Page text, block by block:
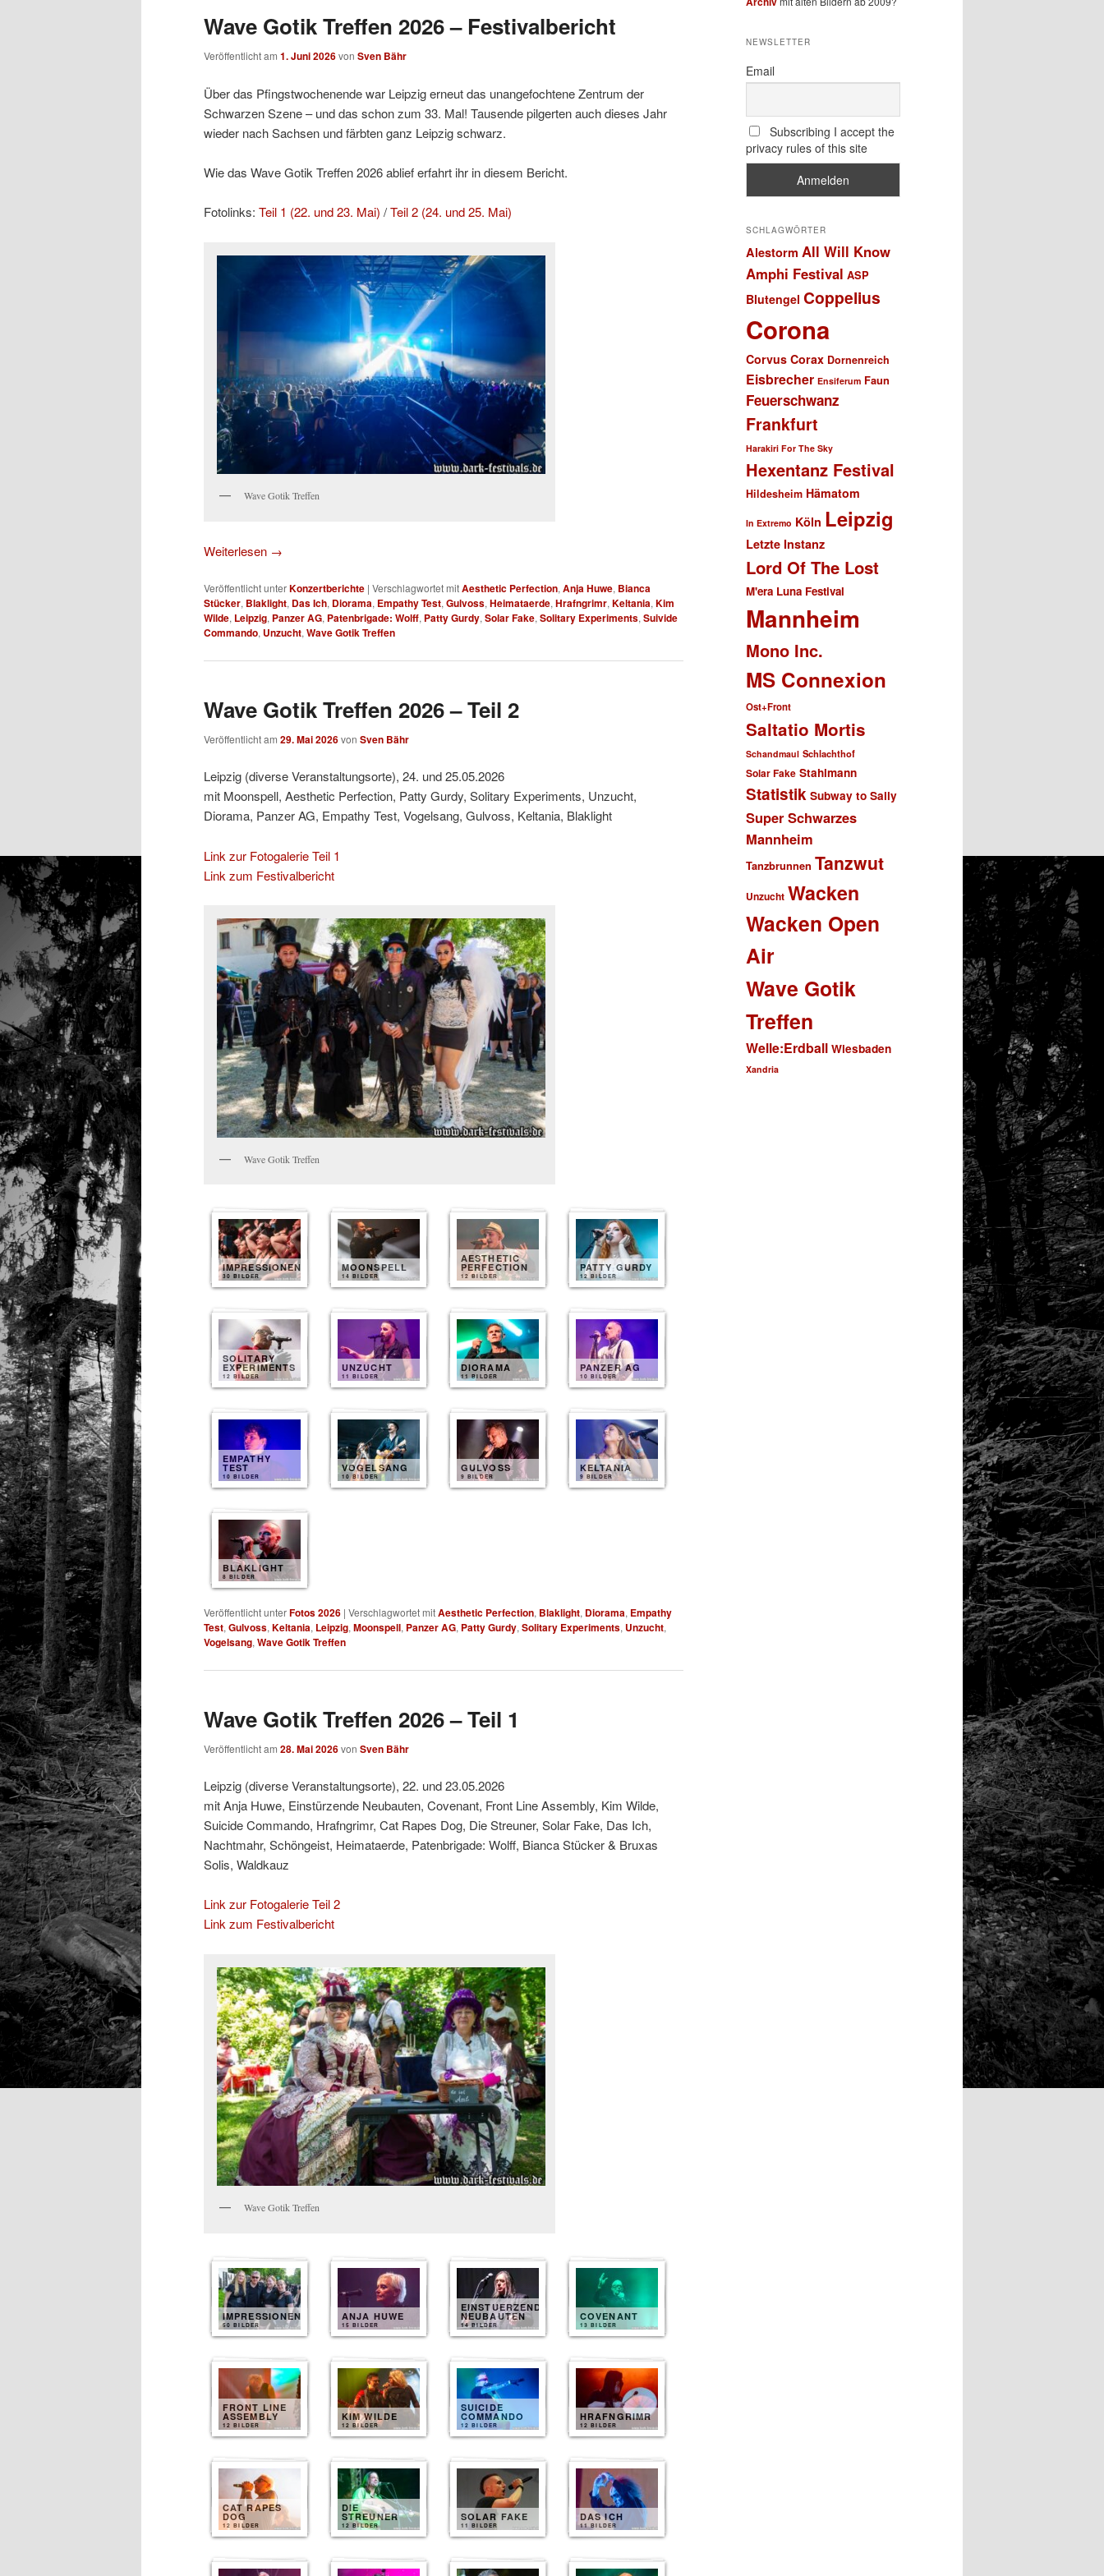
Wave Gotik Treffen 2026 – Festivalbericht
Veröffentlicht am 1. Juni 2026von Sven Bähr
Über das Pfingstwochenende war Leipzig erneut das unangefochtene Zentrum der
Schwarzen Szene – und das schon zum 33. Mal! Tausende pilgerten auch dieses Jahr
wieder nach Sachsen und färbten ganz Leipzig schwarz.
Wie das Wave Gotik Treffen 2026 ablief erfahrt ihr in diesem Bericht.
Fotolinks: Teil 1 (22. und 23. Mai) /Teil 2 (24. und 25. Mai)
Wave Gotik Treffen
Weiterlesen →
Veröffentlicht unterKonzertberichte | Verschlagwortet mitAesthetic Perfection, Anja Huwe, Bianca
Stücker, Blaklight, Das Ich, Diorama, Empathy Test, Gulvoss, Heimataerde, Hrafngrimr, Keltania, Kim
Wilde, Leipzig, Panzer AG, Patenbrigade: Wolff, Patty Gurdy, Solar Fake, Solitary Experiments, Suivide
Commando, Unzucht, Wave Gotik Treffen
Wave Gotik Treffen 2026 – Teil 2
Veröffentlicht am 29. Mai 2026von Sven Bähr
Leipzig (diverse Veranstaltungsorte), 24. und 25.05.2026
mit Moonspell, Aesthetic Perfection, Patty Gurdy, Solitary Experiments, Unzucht,
Diorama, Panzer AG, Empathy Test, Vogelsang, Gulvoss, Keltania, Blaklight
Link zur Fotogalerie Teil 1
Link zum Festivalbericht
Wave Gotik Treffen
IMPRESSIONEN
30 BILDER
MOONSPELL
14 BILDER
AESTHETIC
PERFECTION
12 BILDER
PATTY GURDY
12 BILDER
SOLITARY
EXPERIMENTS
12 BILDER
UNZUCHT
11 BILDER
DIORAMA
11 BILDER
PANZER AG
10 BILDER
EMPATHY
TEST
10 BILDER
VOGELSANG
10 BILDER
GULVOSS
9 BILDER
KELTANIA
9 BILDER
BLAKLIGHT
8 BILDER
Veröffentlicht unterFotos 2026 | Verschlagwortet mitAesthetic Perfection, Blaklight, Diorama, Empathy
Test, Gulvoss, Keltania, Leipzig, Moonspell, Panzer AG, Patty Gurdy, Solitary Experiments, Unzucht,
Vogelsang, Wave Gotik Treffen
Wave Gotik Treffen 2026 – Teil 1
Veröffentlicht am 28. Mai 2026von Sven Bähr
Leipzig (diverse Veranstaltungsorte), 22. und 23.05.2026
mit Anja Huwe, Einstürzende Neubauten, Covenant, Front Line Assembly, Kim Wilde,
Suicide Commando, Hrafngrimr, Cat Rapes Dog, Die Streuner, Solar Fake, Das Ich,
Nachtmahr, Schöngeist, Heimataerde, Patenbrigade: Wolff, Bianca Stücker & Bruxas
Solis, Waldkauz
Link zur Fotogalerie Teil 2
Link zum Festivalbericht
Wave Gotik Treffen
IMPRESSIONEN
50 BILDER
ANJA HUWE
15 BILDER
EINSTUERZENDE
NEUBAUTEN
14 BILDER
COVENANT
13 BILDER
FRONT LINE
ASSEMBLY
12 BILDER
KIM WILDE
12 BILDER
SUICIDE
COMMANDO
12 BILDER
HRAFNGRIMR
12 BILDER
CAT RAPES
DOG
12 BILDER
DIE
STREUNER
12 BILDER
SOLAR FAKE
11 BILDER
DAS ICH
11 BILDER
NEWSLETTER
Email
Subscribing I accept the
privacy rules of this site
SCHLAGWÖRTER
Alestorm All Will Know
Amphi Festival ASP
Blutengel Coppelius
Corona
Corvus Corax Dornenreich
Eisbrecher Ensiferum Faun
Feuerschwanz
Frankfurt
Harakiri For The Sky
Hexentanz Festival
Hildesheim Hämatom
In Extremo Köln Leipzig
Letzte Instanz
Lord Of The Lost
M'era Luna Festival
Mannheim
Mono Inc.
MS Connexion
Ost+Front
Saltatio Mortis
Schandmaul Schlachthof
Solar Fake Stahlmann
Statistik Subway to Sally
Super Schwarzes
Mannheim
Tanzbrunnen Tanzwut
Unzucht Wacken
Wacken Open
Air
Wave Gotik
Treffen
Welle:Erdball Wiesbaden
Xandria